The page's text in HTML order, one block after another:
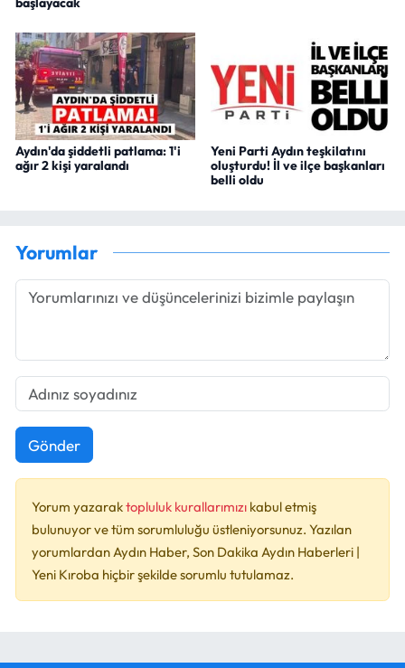
Aydın'da şiddetli patlama: 1'i
ağır 2 kişi yaralandı
Yeni Parti Aydın teşkilatını
oluşturdu! İl ve ilçe başkanları
belli oldu
Yorumlar
Gönder
Yorum yazaraktopluluk kurallarımızı kabul etmiş
bulunuyor ve tüm sorumluluğu üstleniyorsunuz. Yazılan
yorumlardan Aydın Haber, Son Dakika Aydın Haberleri |
Yeni Kıroba hiçbir şekilde sorumlu tutulamaz.